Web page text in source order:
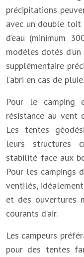
précipitations
avec un double toit
d’eau (minimum
modèles dotés
supplémentaire
l’abri en cas de pluie.
Pour le camping
résistance au vent
Les tentes
leurs structures
stabilité face aux
Pour les campings
ventilés,
et des ouvertures
courants d’air.
Les campeurs
pour des tentes